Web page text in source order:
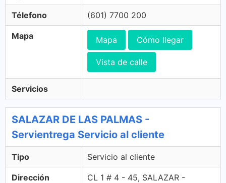
Télefono (601) 7700 200
Mapa Mapa Cómo llegar
Vista de calle
Servicios
SALAZAR DE LAS PALMAS -
Servientrega Servicio al cliente
Tipo Servicio al cliente
Dirección
CL 1 # 4 - 45, SALAZAR -